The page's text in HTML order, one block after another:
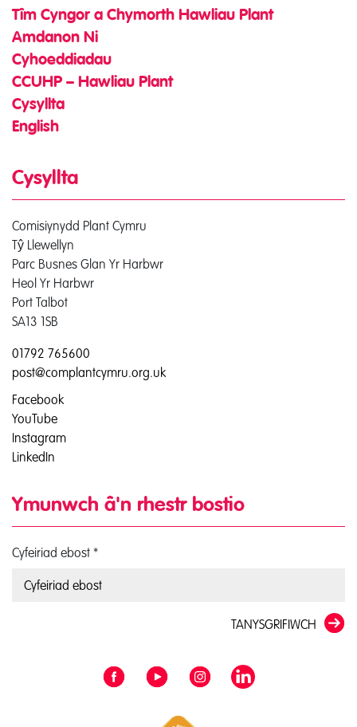
Tîm Cyngor a Chymorth Hawliau Plant
Amdanon Ni
Cyhoeddiadau
CCUHP – Hawliau Plant
Cysyllta
English
Cysyllta
Comisiynydd Plant Cymru
Tŷ Llewellyn
Parc Busnes Glan Yr Harbwr
Heol Yr Harbwr
Port Talbot
SA13 1SB
01792 765600
post@complantcymru.org.uk
Facebook
YouTube
Instagram
LinkedIn
Ymunwch â'n rhestr bostio
Cyfeiriad ebost *
TANYSGRIFIWCH